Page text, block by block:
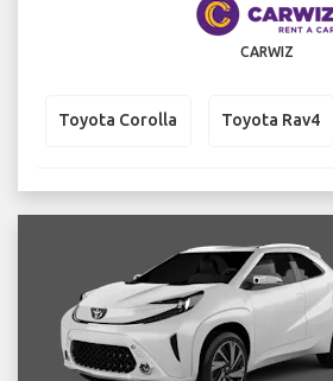
CARWIZ
Toyota Corolla Toyota Rav4